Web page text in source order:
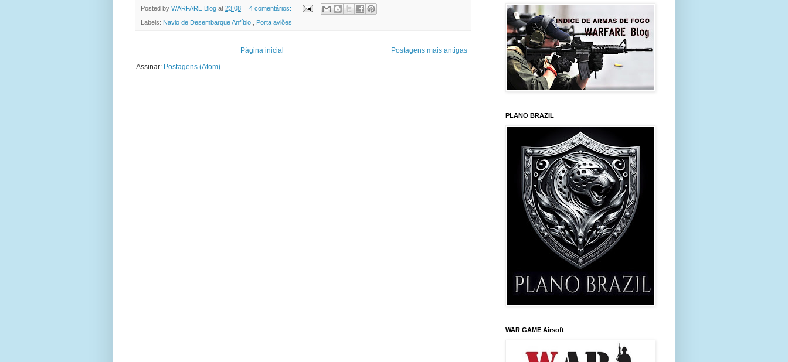
Posted by WARFARE Blog at 23:08 4 comentários:
Labels: Navio de Desembarque Anfíbio. Porta aviões
Postagens mais antigas
Página inicial
Assinar: Postagens (Atom)
PLANO BRAZIL
WAR GAME Airsoft